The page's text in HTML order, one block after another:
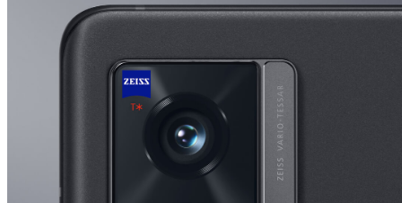
ປະເທດລາວ | ເລືອກປະເທດ/ພາກພື້ນ